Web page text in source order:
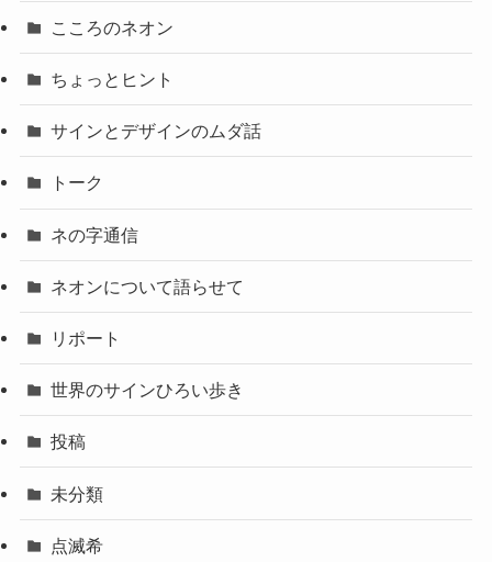
こころのネオン
ちょっとヒント
サインとデザインのムダ話
トーク
ネの字通信
ネオンについて語らせて
リポート
世界のサインひろい歩き
投稿
未分類
点滅希